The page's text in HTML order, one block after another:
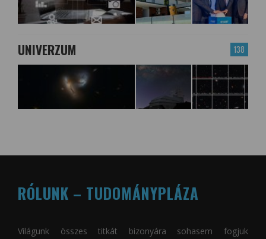
138
UNIVERZUM
RÓLUNK – TUDOMÁNYPLÁZA
Világunk összes titkát bizonyára sohasem fogjuk